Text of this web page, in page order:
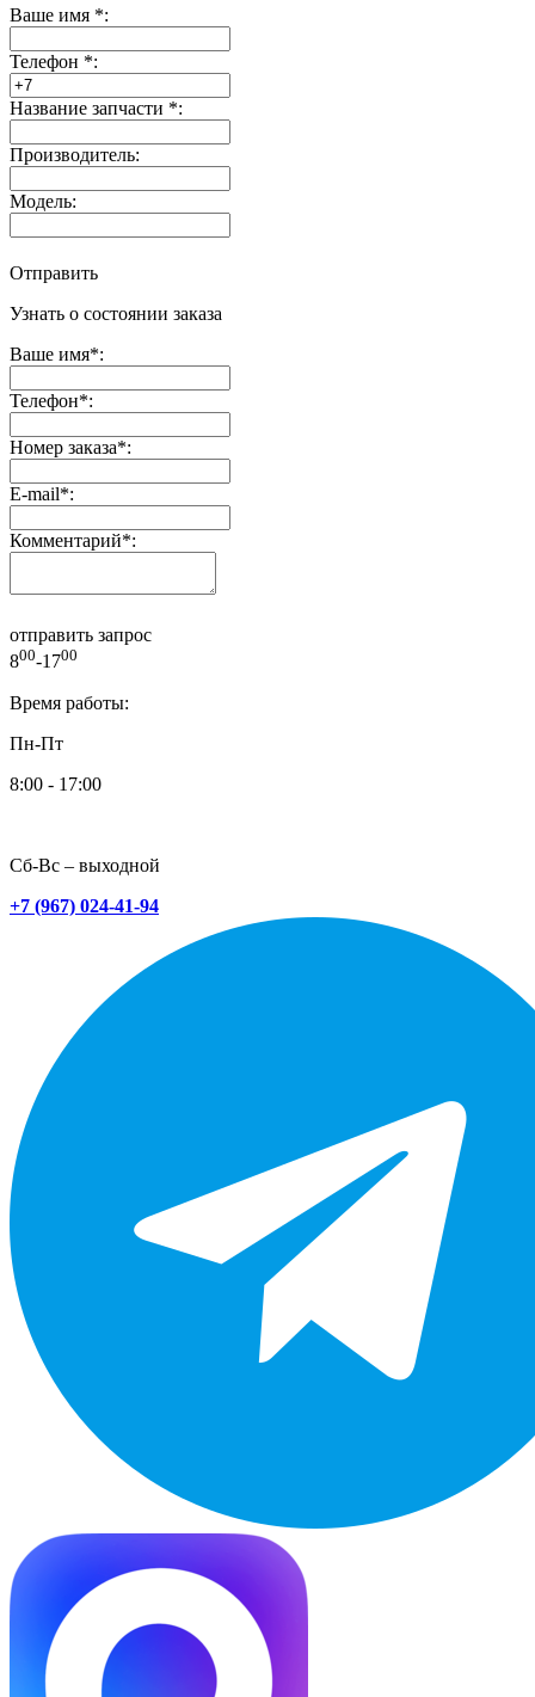
Ваше имя *:
Телефон *:
Название запчасти *:
Производитель:
Модель:
Отправить
Узнать о состоянии заказа
Ваше имя*:
Телефон*:
Номер заказа*:
E-mail*:
Комментарий*:
отправить запрос
800-1700
Время работы:
Пн-Пт
8:00 - 17:00
Сб-Вс – выходной
+7 (967) 024-41-94